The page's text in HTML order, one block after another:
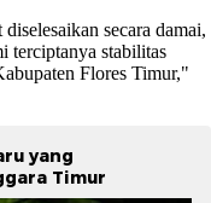
secara damai,
terciptanya stabilitas
Flores Timur,"
yang
Timur